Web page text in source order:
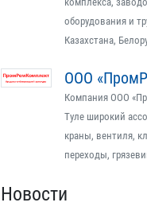
оборудования и
Казахстана,
ООО
Компания ООО
Туле широкий
краны, вентиля,
переходы,
Новости